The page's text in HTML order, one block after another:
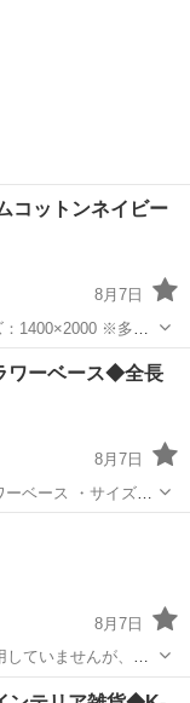
ットンネイビー
8月7日
態】 ・展示場で使...
ワーベース◆全長
8月7日
8月7日
していませんが、小
ツ確認をされるなら